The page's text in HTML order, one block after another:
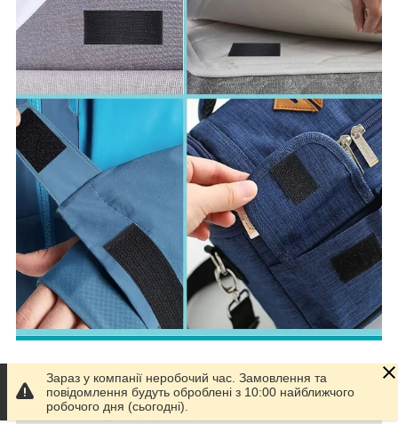
Зараз у компанії неробочий час. Замовлення та
повідомлення будуть оброблені з 10:00 найближчого
робочого дня (сьогодні).